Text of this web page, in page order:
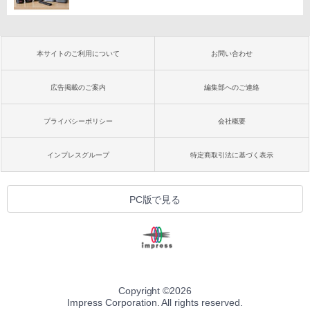
本サイトのご利用について お問い合わせ
広告掲載のご案内 編集部へのご連絡
プライバシーポリシー 会社概要
インプレスグループ 特定商取引法に基づく表示
PC版で見る
Copyright ©2026
Impress Corporation. All rights reserved.